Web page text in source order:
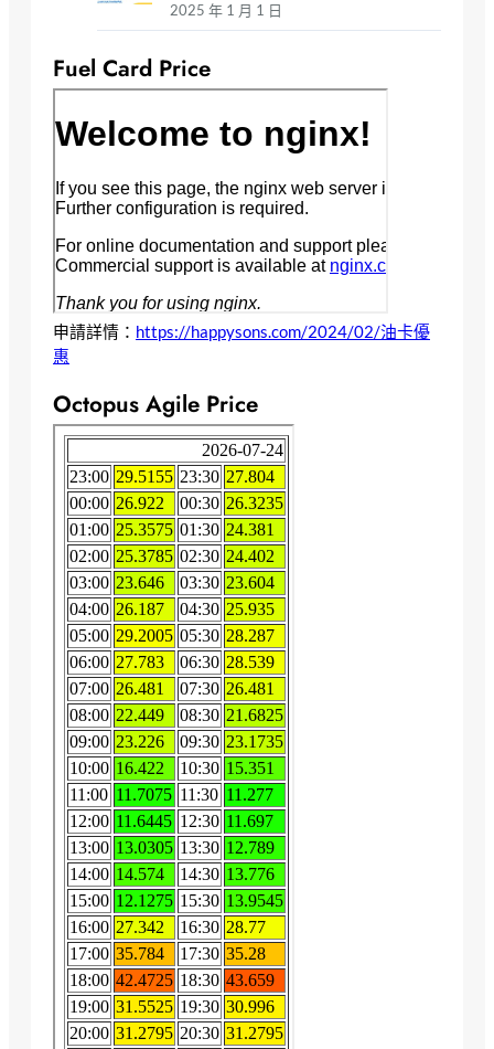
2025 年 1 月 1 日
Fuel Card Price
申請詳情： https://happysons.com/2024/02/油卡優
惠
Octopus Agile Price